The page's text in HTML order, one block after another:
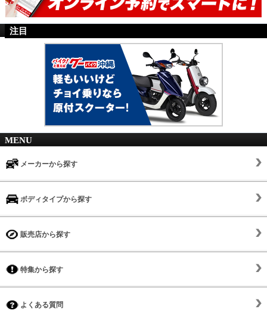
注目
MENU
メーカーから探す
ボディタイプから探す
販売店から探す
特集から探す
よくある質問